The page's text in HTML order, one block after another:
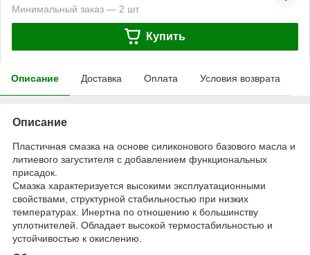
Минимальный заказ — 2 шт.
Купить
Описание Доставка Оплата Условия возврата
Описание
Пластичная смазка на основе силиконового базового масла и
литиевого загустителя с добавлением функциональных
присадок.
Смазка характеризуется высокими эксплуатационными
свойствами, структурной стабильностью при низких
температурах. Инертна по отношению к большинству
уплотнителей. Обладает высокой термостабильностью и
устойчивостью к окислению.